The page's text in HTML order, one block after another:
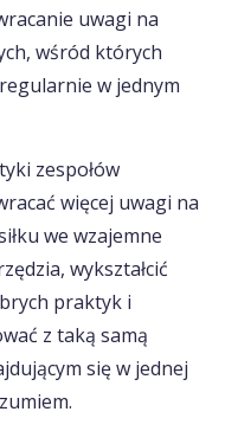
uwagi na
wśród których
w jednym
zespołów
więcej uwagi na
we wzajemne
wykształcić
praktyk i
z taką samą
się w jednej